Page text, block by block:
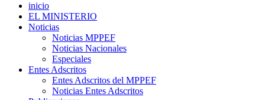
inicio
EL MINISTERIO
Noticias
Noticias MPPEF
Noticias Nacionales
Especiales
Entes Adscritos
Entes Adscritos del MPPEF
Noticias Entes Adscritos